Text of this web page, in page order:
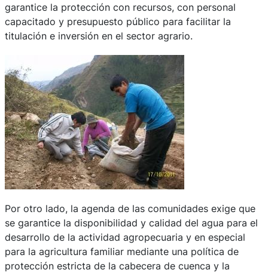
garantice la protección con recursos, con personal
capacitado y presupuesto público para facilitar la
titulación e inversión en el sector agrario.
Por otro lado, la agenda de las comunidades exige que
se garantice la disponibilidad y calidad del agua para el
desarrollo de la actividad agropecuaria y en especial
para la agricultura familiar mediante una política de
protección estricta de la cabecera de cuenca y la